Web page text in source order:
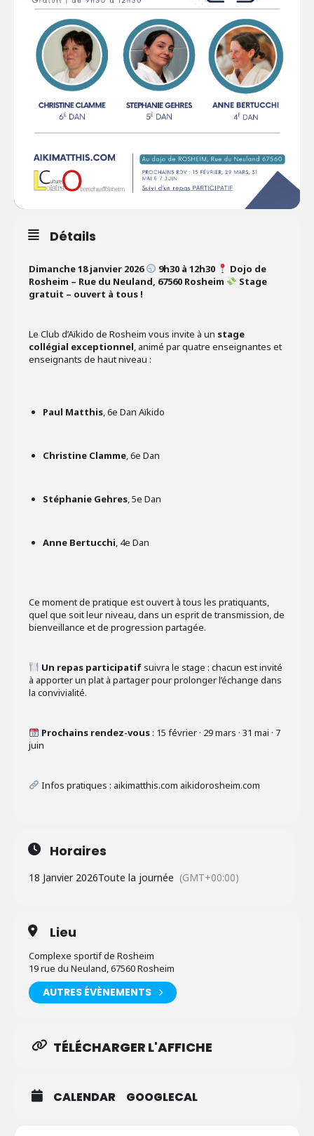
Détails
Dimanche 18 janvier 2026 9h30 à 12h30
Dojo de
Rosheim – Rue du Neuland, 67560 Rosheim
Stage
gratuit – ouvert à tous !
Le Club d’Aïkido de Rosheim vous invite à un stage
collégial exceptionnel, animé par quatre enseignantes et
enseignants de haut niveau :
Paul Matthis, 6e Dan Aïkido
Christine Clamme, 6e Dan
Stéphanie Gehres, 5e Dan
Anne Bertucchi, 4e Dan
Ce moment de pratique est ouvert à tous les pratiquants,
quel que soit leur niveau, dans un esprit de transmission, de
bienveillance et de progression partagée.
Un repas participatifsuivra le stage : chacun est invité
à apporter un plat à partager pour prolonger l’échange dans
la convivialité.
Prochains rendez-vous: 15 février · 29 mars · 31 mai · 7
juin
Infos pratiques : aikimatthis.com aikidorosheim.com
Horaires
18 Janvier 2026Toute la journée (GMT+00:00)
Lieu
Complexe sportif de Rosheim
19 rue du Neuland, 67560 Rosheim
AUTRES ÉVÈNEMENTS
TÉLÉCHARGER L'AFFICHE
CALENDAR GOOGLECAL